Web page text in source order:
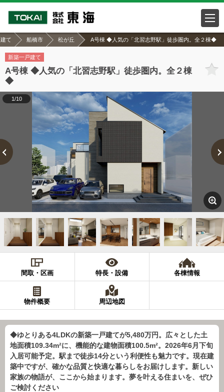
て 船橋市 松が丘 A号棟 ◆人気の「北習志野駅」徒歩圏内。全２棟◆
新築一戸建て
A号棟 ◆人気の「北習志野駅」徒歩圏内。全２棟
◆
1/10
間取・区画 特長・設備 各棟情報
物件概要 周辺地図
◆ゆとりある4LDKの新築一戸建てが5,480万円。広々とした土
地面積109.34m²に、機能的な建物面積100.5m²。2026年6月下旬
入居可能予定。駅まで徒歩14分という利便性も魅力です。現在建
築中ですが、確かな品質と快適な暮らしをお届けします。新しい
家族の物語が、ここから始まります。夢を叶える住まいを、ぜひ
ご検討ください